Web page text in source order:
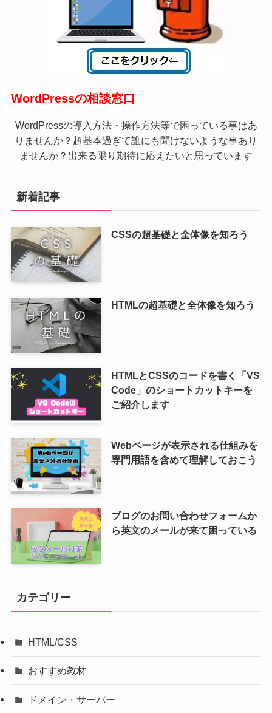
WordPressの相談窓口
WordPressの導入方法・操作方法等で困っている事はあ
りませんか？超基本過ぎて誰にも聞けないような事あり
ませんか？出来る限り期待に応えたいと思っています
新着記事
CSSの超基礎と全体像を知ろう
HTMLの超基礎と全体像を知ろう
HTMLとCSSのコードを書く「VS
Code」のショートカットキーを
ご紹介します
Webページが表示される仕組みを
専門用語を含めて理解しておこう
ブログのお問い合わせフォームか
ら英文のメールが来て困っている
カテゴリー
HTML/CSS
おすすめ教材
ドメイン・サーバー